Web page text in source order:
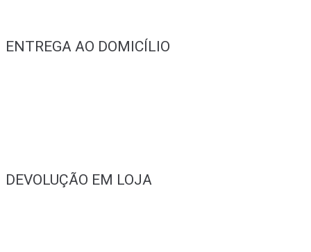
ENTREGA AO DOMICÍLIO
DEVOLUÇÃO EM LOJA